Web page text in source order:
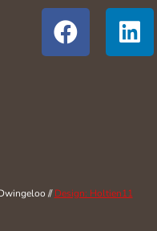
//Design: Holtien11